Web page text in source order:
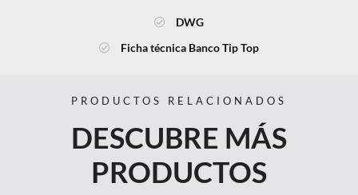
DWG
Ficha técnica Banco Tip Top
PRODUCTOS RELACIONADOS
DESCUBRE MÁS
PRODUCTOS